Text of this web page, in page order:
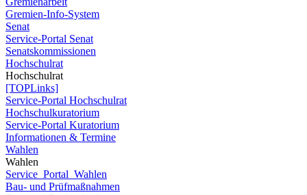
Gremien-Info-System
Senat
Service-Portal Senat
Senatskommissionen
Hochschulrat
Hochschulrat
[TOPLinks]
Service-Portal Hochschulrat
Hochschulkuratorium
Service-Portal Kuratorium
Informationen & Termine
Wahlen
Wahlen
Service_Portal_Wahlen
Bau- und Prüfmaßnahmen